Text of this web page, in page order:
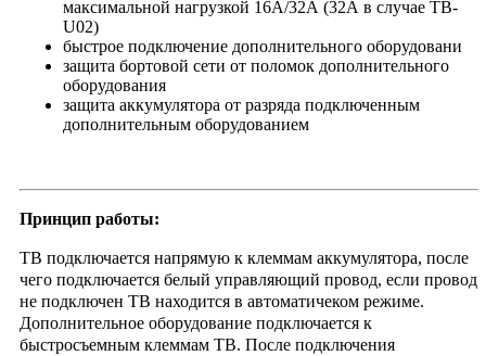
максимальной нагрузкой 16А/32А (32А в случае TB-
U02)
быстрое подключение дополнительного оборудовани
защита бортовой сети от поломок дополнительного
оборудования
защита аккумулятора от разряда подключенным
дополнительным оборудованием
Принцип работы:
TB подключается напрямую к клеммам аккумулятора, после
чего подключается белый управляющий провод, если провод
не подключен TB находится в автоматичеком режиме.
Дополнительное оборудование подключается к
быстросъемным клеммам TB. После подключения